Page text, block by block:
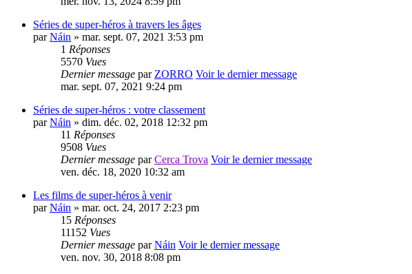
Séries de super-héros à travers les âges
parNáin » mar. sept. 07, 2021 3:53 pm
1 Réponses
5570 Vues
Dernier message parZORRO Voir le dernier message
mar. sept. 07, 2021 9:24 pm
Séries de super-héros : votre classement
parNáin » dim. déc. 02, 2018 12:32 pm
11 Réponses
9508 Vues
Dernier message parCerca Trova Voir le dernier message
ven. déc. 18, 2020 10:32 am
Les films de super-héros à venir
parNáin » mar. oct. 24, 2017 2:23 pm
15 Réponses
11152 Vues
Dernier message parNáin Voir le dernier message
ven. nov. 30, 2018 8:08 pm